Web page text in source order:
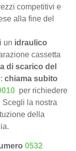
competitivi e
alla fine del
un idraulico
cassetta
di scarico del
:chiama subito
per richiedere
Scegli la nostra
della
0532